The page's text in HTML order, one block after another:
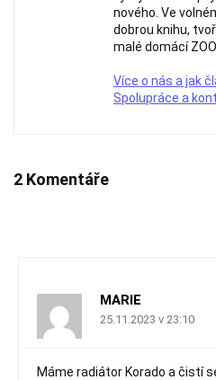
nového. Ve
dobrou knihu,
malé domácí ZOO.
Více o nás a jak
Spolupráce a
2 Komentáře
MARIE
25.11.2023 v 23:10
Máme radiátor Korado a čistí